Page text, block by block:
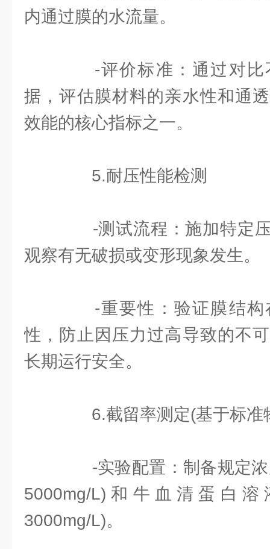
内通过膜的水流量。
-评价标准：通过对比
据，评估膜材料的亲水性和通
效能的核心指标之一。
5.耐压性能检测
-测试流程：施加特定压
观察有无破损或变形现象发生。
-重要性：验证膜结构
性，防止因压力过高导致的不
长期运行安全。
6.截留率测定(基于标准
-实验配置：制备规定浓
5000mg/L)和牛血清蛋白
3000mg/L)。